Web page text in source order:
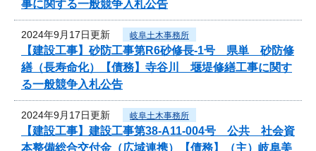
事に関する一般競争入札公告
2024年9月17日更新 岐阜土木事務所
【建設工事】砂防工事第R6砂修長-1号 県単 砂防修
繕（長寿命化）【債務】寺谷川 堰堤修繕工事に関す
る一般競争入札公告
2024年9月17日更新 岐阜土木事務所
【建設工事】建設工事第38-A11-004号 公共 社会資
本整備総合交付金（広域連携）【債務】（主）岐阜美